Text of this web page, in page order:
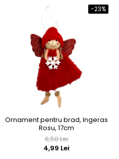
-23%
Ornament pentru brad, Ingeras
Rosu, 17cm
6,50 Lei
4,99 Lei